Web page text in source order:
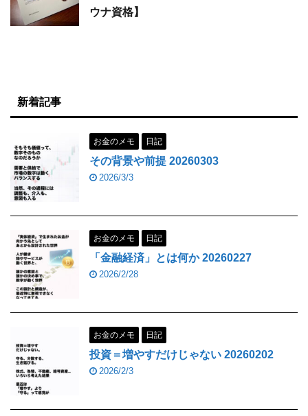
ウナ資格】
新着記事
お金のメモ 日記
その背景や前提 20260303
2026/3/3
お金のメモ 日記
「金融経済」とは何か 20260227
2026/2/28
お金のメモ 日記
投資＝増やすだけじゃない 20260202
2026/2/3